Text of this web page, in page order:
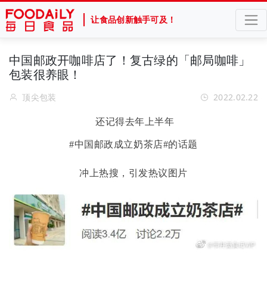
让食品创新触手可及！
中国邮政开咖啡店了！复古绿的「邮局咖啡」
包装很养眼！
顶尖包装 2022.02.22
还记得去年上半年
#中国邮政成立奶茶店#的话题
冲上热搜，引发热议图片